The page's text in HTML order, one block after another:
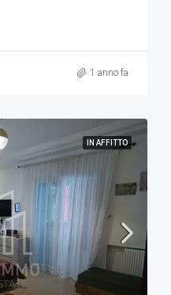
1 anno fa
IN AFFITTO